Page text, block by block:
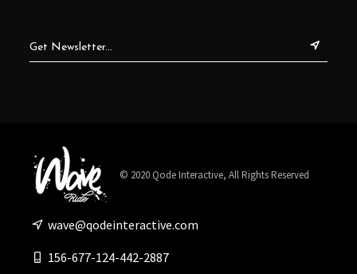
© 2020 Qode Interactive, All Rights Reserved
wave@qodeinteractive.com
156-677-124-442-2887